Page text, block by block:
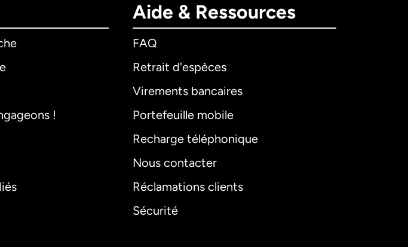
!
Aide & Ressources
FAQ
Retrait d'espèces
Virements bancaires
Portefeuille mobile
Recharge téléphonique
Nous contacter
Réclamations clients
Sécurité